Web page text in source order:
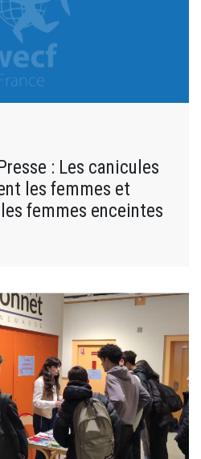
: Les canicules
les femmes et
femmes enceintes